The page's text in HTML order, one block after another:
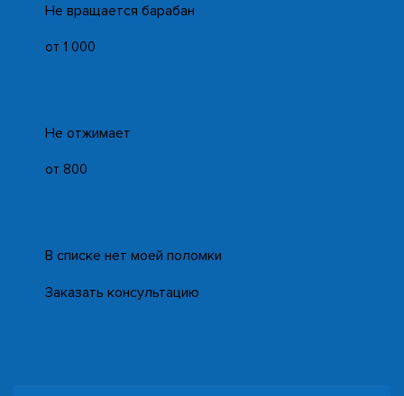
Не вращается барабан
от 1 000
Не отжимает
от 800
В списке нет моей поломки
Заказать консультацию